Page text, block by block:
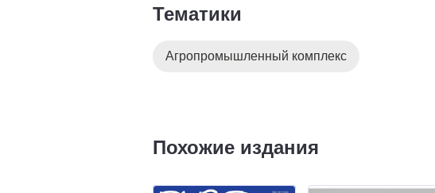
Тематики
Агропромышленный комплекс
Похожие издания